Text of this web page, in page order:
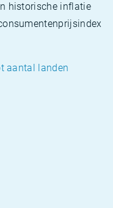
historische inflatie
aantal landen